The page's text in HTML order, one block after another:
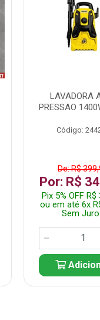
LAVADORA
PRESSAO
Código:
De: R$
Por: R$
Pix 5% OFF R$
ou em até 6x
Sem